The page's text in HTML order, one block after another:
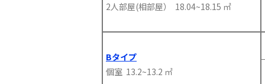
2人部屋(相部屋） 18.04~18.15 ㎡
Bタイプ
個室 13.2~13.2 ㎡